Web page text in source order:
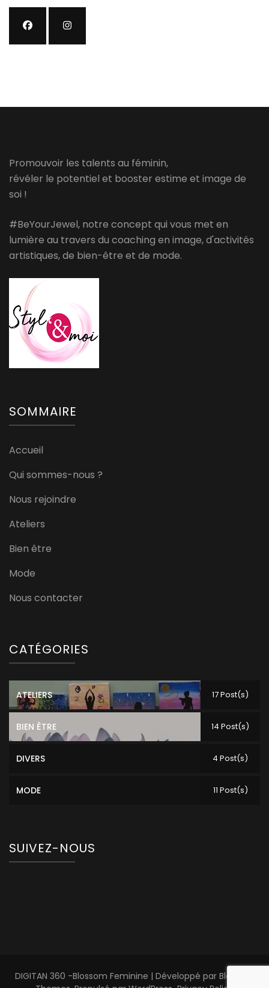
Promouvoir les talents au féminin,
révéler le potentiel et booster estime et image de
soi !
#BeYourJewel, notre concept qui vous met en
lumière au travers du coaching en image, d'activités
artistiques, de bien-être et de mode.
SOMMAIRE
Accueil
Qui sommes-nous ?
Nous rejoindre
Ateliers
Bien être
Mode
Nous contacter
CATÉGORIES
ATELIERS 17 Post(s)
BIEN ÊTRE 14 Post(s)
DIVERS 4 Post(s)
MODE 11 Post(s)
SUIVEZ-NOUS
DIGITAN 360 -Blossom Feminine | Développé par Blossom